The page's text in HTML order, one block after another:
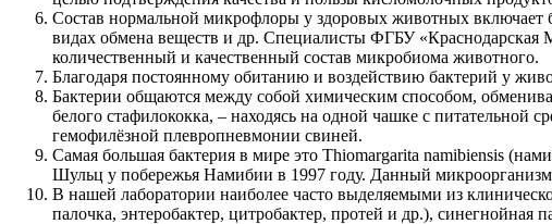
Состав нормальной микрофлоры у здоровых животных включает
видах обмена веществ и др. Специалисты ФГБУ «Краснодарская
количественный и качественный состав микробиома животного.
Благодаря постоянному обитанию и воздействию бактерий у
Бактерии общаются между собой химическим способом,
белого стафилококка, – находясь на одной чашке с питательной
гемофилёзной плевропневмонии свиней.
Самая большая бактерия в мире это Thiomargarita namibiensis
Шульц у побережья Намибии в 1997 году. Данный
В нашей лаборатории наиболее часто выделяемыми из
палочка, энтеробактер, цитробактер, протей и др.),